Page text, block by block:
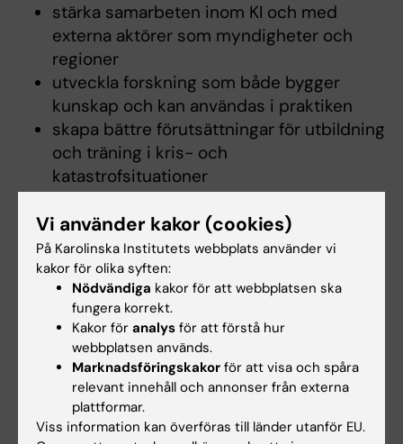
stärka samarbeten inom KI och med
externa aktörer som myndigheter och
regioner
utveckla forskning som både bygger
kunskap och kan användas i praktiken
skapa bättre förutsättningar för utbildning
och träning i kris- och
katastrofsituationer
bidra med expertis i samhällsviktiga
frågor kopplade till hälsa och beredskap
Målet är att göra det lättare att mobilisera
kunskap och resurser när de behövs som
Samverkan och kunskapsmiljöer
Satsningen knyter samman flera befintliga
verksamheter vid KI, bland annat:
Vi använder kakor (cookies)
På Karolinska Institutets webbplats använder vi
kakor för olika syften:
Nödvändiga kakor för att webbplatsen ska
fungera korrekt.
Kakor för analys för att förstå hur
webbplatsen används.
Marknadsföringskakor för att visa och spåra
relevant innehåll och annonser från externa
plattformar.
Viss information kan överföras till länder utanför EU.